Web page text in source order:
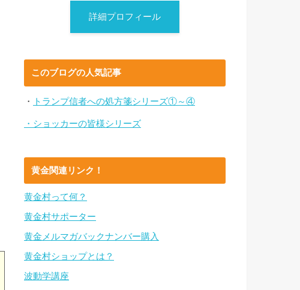
詳細プロフィール
このブログの人気記事
・ トランプ信者への処方箋シリーズ①～④
・ショッカーの皆様シリーズ
黄金関連リンク！
黄金村って何？
黄金村サポーター
黄金メルマガバックナンバー購入
黄金村ショップとは？
波動学講座